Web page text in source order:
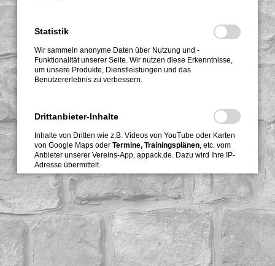
Statistik
Wir sammeln anonyme Daten über Nutzung und -
Funktionalität unserer Seite. Wir nutzen diese Erkenntnisse,
um unsere Produkte, Dienstleistungen und das
Benutzererlebnis zu verbessern.
Drittanbieter-Inhalte
Inhalte von Dritten wie z.B. Videos von YouTube oder Karten
von Google Maps oder Termine, Trainingsplänen , etc. vom
Anbieter unserer Vereins-App, appack.de. Dazu wird Ihre IP-
Adresse übermittelt.